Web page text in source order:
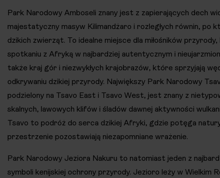
Park Narodowy Amboseli znany jest z zapierających dech
majestatyczny masyw Kilimandżaro i rozległych równin, po
dzikich zwierząt. To idealne miejsce dla miłośników
spotkaniu z Afryką w najbardziej autentycznym i
także kraj gór i niezwykłych krajobrazów, które sprzyjają
odkrywaniu dzikiej przyrody. Największy Park Narodowy
podzielony na Tsavo East i Tsavo West, jest znany z
skalnych, lawowych klifów i śladów dawnej aktywności
Tsavo to podróż do serca dzikiej Afryki, gdzie potęga
przestrzenie pozostawiają niezapomniane wrażenie.
Park Narodowy Jeziora Nakuru to natomiast jeden z
symboli kenijskiej ochrony przyrody. Jezioro leży w Wielkim